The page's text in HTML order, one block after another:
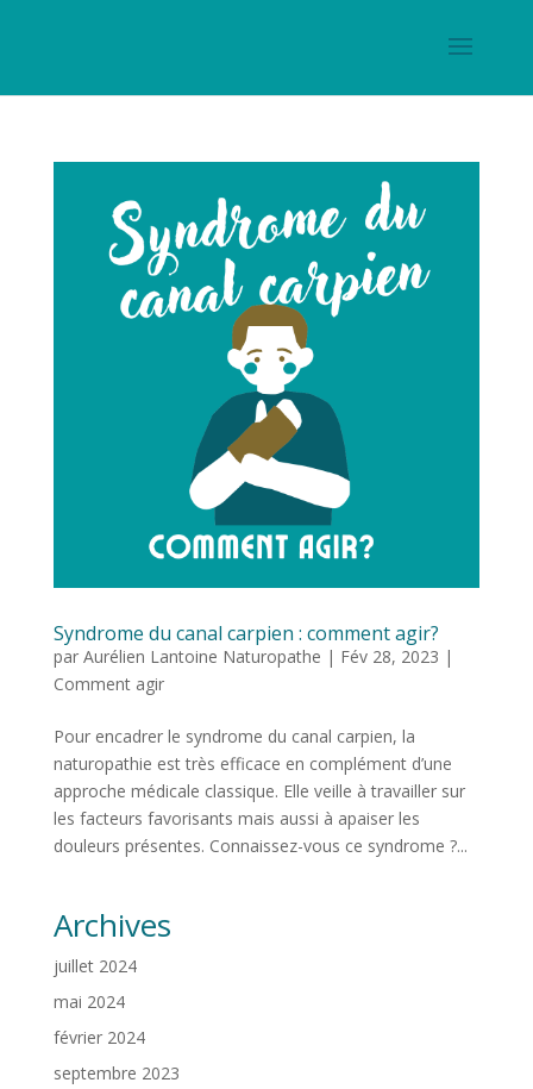
Syndrome du canal carpien : comment agir?
par Aurélien Lantoine Naturopathe | Fév 28, 2023 |
Comment agir
Pour encadrer le syndrome du canal carpien, la
naturopathie est très efficace en complément d’une
approche médicale classique. Elle veille à travailler sur
les facteurs favorisants mais aussi à apaiser les
douleurs présentes. Connaissez-vous ce syndrome ?...
Archives
juillet 2024
mai 2024
février 2024
septembre 2023